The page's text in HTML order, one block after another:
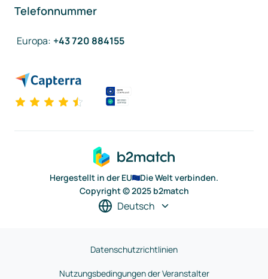
Telefonnummer
Europa: +43 720 884155
Hergestellt in der EU
Die Welt verbinden.
Copyright © 2025 b2match
Deutsch
Datenschutzrichtlinien
Nutzungsbedingungen der Veranstalter